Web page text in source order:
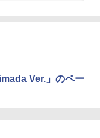
ーセイフティ 【レ
ジョブレイバー TJ
S.H.フィギュアー
PVC&ABS製 塗
ダム ザクI(黒い三連
Ver.」のペー